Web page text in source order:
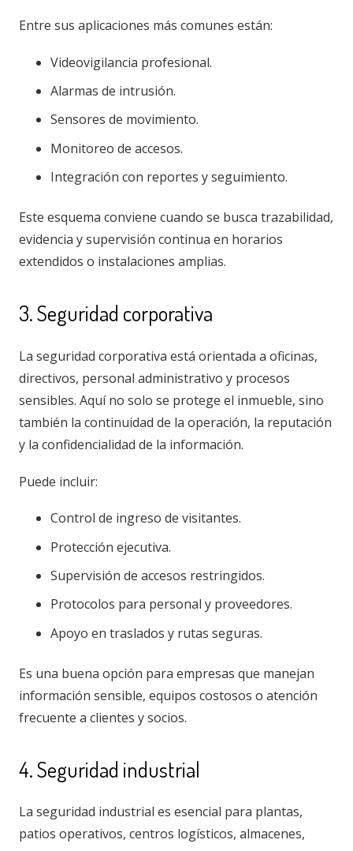
Entre sus aplicaciones más comunes están:
Videovigilancia profesional.
Alarmas de intrusión.
Sensores de movimiento.
Monitoreo de accesos.
Integración con reportes y seguimiento.
Este esquema conviene cuando se busca trazabilidad,
evidencia y supervisión continua en horarios
extendidos o instalaciones amplias.
3. Seguridad corporativa
La seguridad corporativa está orientada a oficinas,
directivos, personal administrativo y procesos
sensibles. Aquí no solo se protege el inmueble, sino
también la continuidad de la operación, la reputación
y la confidencialidad de la información.
Puede incluir:
Control de ingreso de visitantes.
Protección ejecutiva.
Supervisión de accesos restringidos.
Protocolos para personal y proveedores.
Apoyo en traslados y rutas seguras.
Es una buena opción para empresas que manejan
información sensible, equipos costosos o atención
frecuente a clientes y socios.
4. Seguridad industrial
La seguridad industrial es esencial para plantas,
patios operativos, centros logísticos, almacenes,